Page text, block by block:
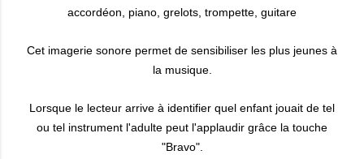
accordéon, piano, grelots, trompette, guitare
Cet imagerie sonore permet de sensibiliser les plus jeunes à
la musique.
Lorsque le lecteur arrive à identifier quel enfant jouait de tel
ou tel instrument l'adulte peut l'applaudir grâce la touche
"Bravo".